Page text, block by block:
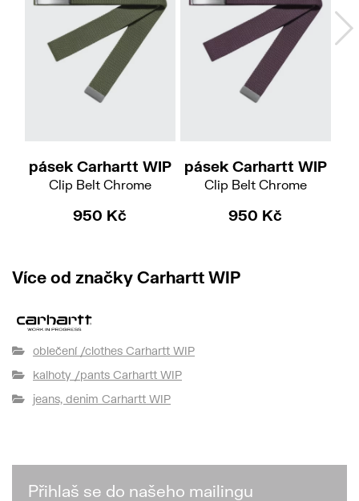
pásek Carhartt WIP
Clip Belt Chrome
950 Kč
pásek Carhartt WIP
Clip Belt Chrome
950 Kč
Více od značky Carhartt WIP
oblečení /clothes Carhartt WIP
kalhoty /pants Carhartt WIP
jeans, denim Carhartt WIP
Přihlaš se do našeho mailingu